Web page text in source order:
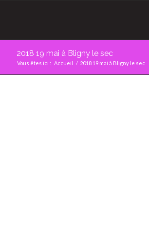
2018 19 mai à Bligny le sec
Vous êtes ici : Accueil / 2018 19 mai à Bligny le sec